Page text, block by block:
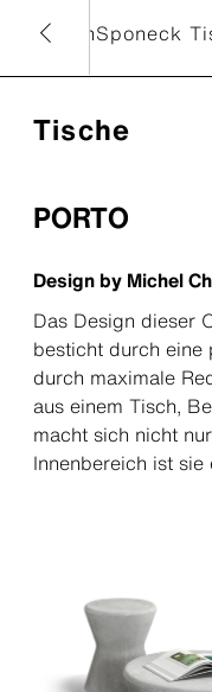
TischSponeck
Tische
PORTO
Design by Michel
Das Design dieser
besticht durch eine
durch maximale
aus einem Tisch,
macht sich nicht
Innenbereich ist